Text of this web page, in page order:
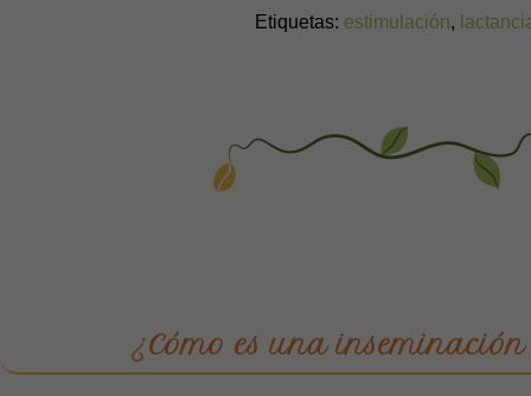
Etiquetas: estimulación,
¿Cómo es una